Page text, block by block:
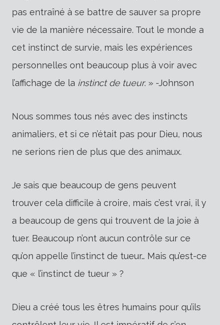
pas entraîné à se battre de sauver sa propre
vie de la manière nécessaire. Tout le monde a
cet instinct de survie, mais les expériences
personnelles ont beaucoup plus à voir avec
l’affichage de la instinct de tueur. » -Johnson
Nous sommes tous nés avec des instincts
animaliers, et si ce n’était pas pour Dieu, nous
ne serions rien de plus que des animaux.
Je sais que beaucoup de gens peuvent
trouver cela difficile à croire, mais c’est vrai, il y
a beaucoup de gens qui trouvent de la joie à
tuer. Beaucoup n’ont aucun contrôle sur ce
qu’on appelle l’instinct de tueur… Mais qu’est-ce
que « l’instinct de tueur » ?
Dieu a créé tous les êtres humains pour qu’ils